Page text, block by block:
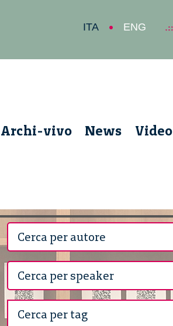
ITA ENG
Archi-vivo News Video